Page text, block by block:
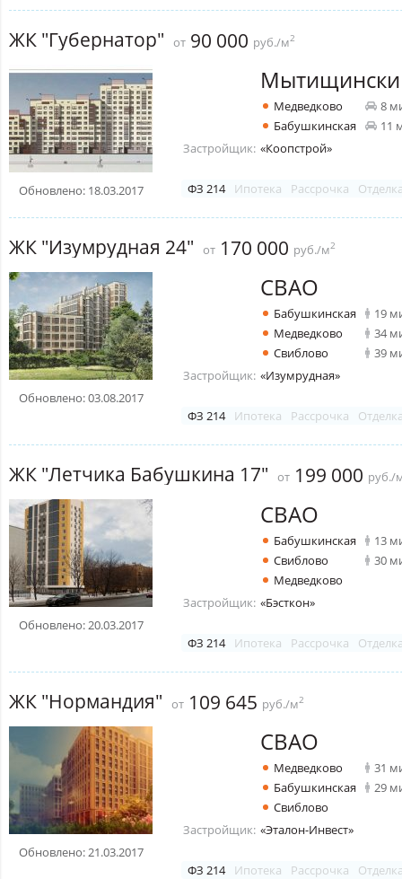
ЖК "Губернатор" от 90 000 руб./м2
Обновлено: 18.03.2017
Медведково
8
Бабушкинская
11
Застройщик: «Коопстрой»
ФЗ 214 Ипотека Рассрочка
ЖК "Изумрудная 24" от 170 000 руб./м2
Обновлено: 03.08.2017
СВАО
Бабушкинская
19
Медведково
34
Свиблово
39
Застройщик: «Изумрудная»
ФЗ 214 Ипотека Рассрочка
ЖК "Летчика Бабушкина 17" от 199 000 руб./
Обновлено: 20.03.2017
СВАО
Бабушкинская
13
Свиблово
30
Медведково
Застройщик: «Бэсткон»
ФЗ 214 Ипотека Рассрочка
ЖК "Нормандия" от 109 645 руб./м2
Обновлено: 21.03.2017
СВАО
Медведково
31
Бабушкинская
29
Свиблово
Застройщик: «Эталон-Инвест»
ФЗ 214 Ипотека Рассрочка